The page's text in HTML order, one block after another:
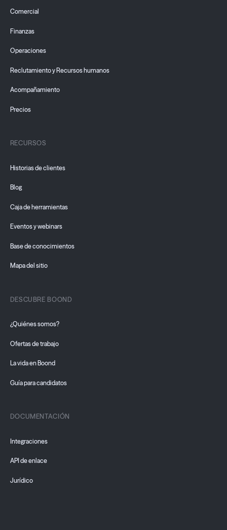
Comercial
Finanzas
Operaciones
Reclutamiento y Recursos humanos
Acompañamiento
Precios
RECURSOS
Historias de clientes
Blog
Caja de herramientas
Eventos y webinars
Base de conocimientos
Mapa del sitio
DESCUBRE BOOND
¿Quiénes somos?
Ofertas de trabajo
La vida en Boond
Guía para candidatos
DOCUMENTACIÓN
Integraciones
API de enlace
Jurídico